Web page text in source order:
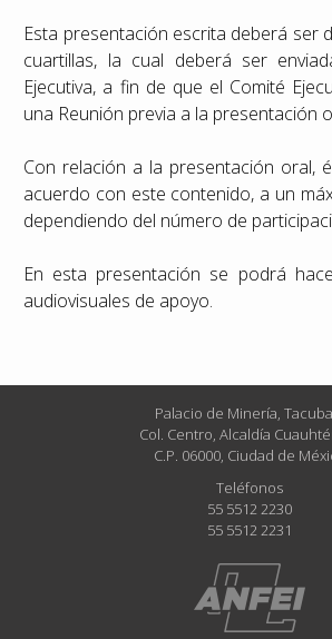
Esta presentación escrita deberá ser
cuartillas, la cual deberá ser
Ejecutiva, a fin de que el Comité
una Reunión previa a la presentación
Con relación a la presentación oral,
acuerdo con este contenido, a un
dependiendo del número de
En esta presentación se podrá
audiovisuales de apoyo.
Palacio de Minería,
Col. Centro, Alcaldía
C.P. 06000, Ciudad de
Teléfonos
55 5512 2230
55 5512 2231